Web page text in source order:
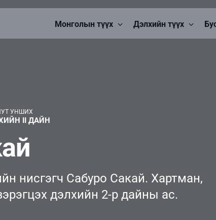
Монголын түүх Дэлхийн түүх
УНШИХ
II ДАЙН
нисгэгч Сабуро Сакай. Хартман,
дэлхийн 2-р дайны ас.